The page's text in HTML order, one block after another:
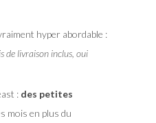
hyper abordable :
de livraison inclus, oui
: des petites
mois en plus du